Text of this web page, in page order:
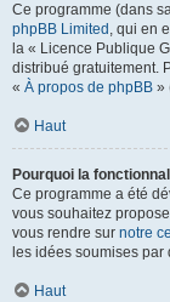
Ce programme (dans
phpBB Limited , qui en
la « Licence Publique
distribué gratuitement.
« À propos de phpBB »
Haut
Pourquoi la
Ce programme a été
vous souhaitez
vous rendre sur notre
les idées soumises par
Haut